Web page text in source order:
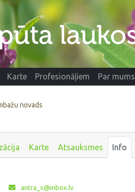
Karte Profesionāļiem Par mums
novads
Karte Atsauksmes Info
antra_s@inbox.lv